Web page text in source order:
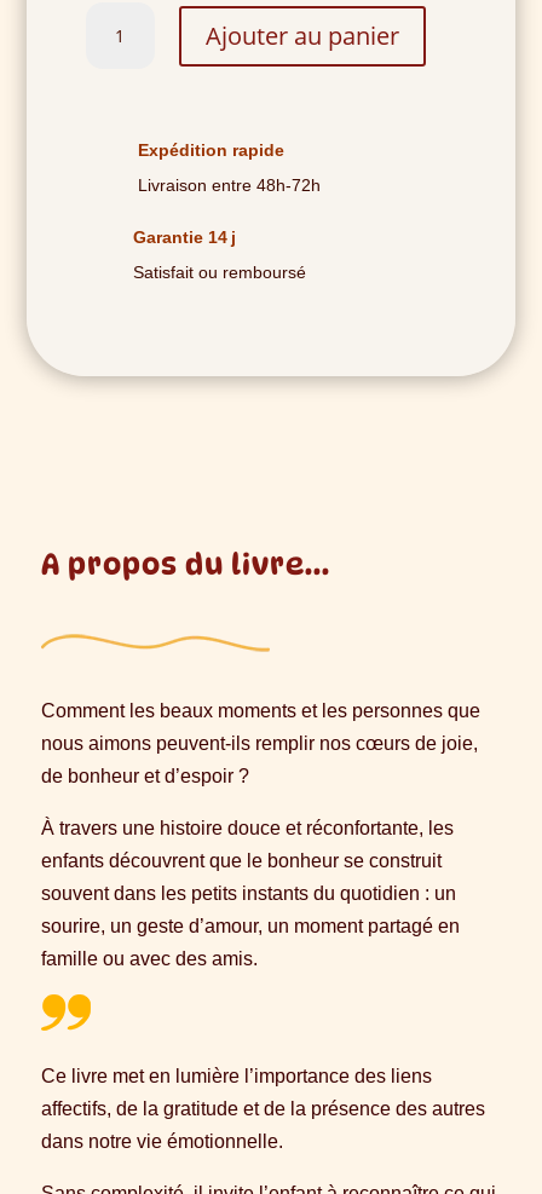
Ajouter au panier
Expédition rapide
Livraison entre 48h-72h
Garantie 14 j
Satisfait ou remboursé
A propos du livre...
Comment les beaux moments et les personnes que
nous aimons peuvent-ils remplir nos cœurs de joie,
de bonheur et d’espoir ?
À travers une histoire douce et réconfortante, les
enfants découvrent que le bonheur se construit
souvent dans les petits instants du quotidien : un
sourire, un geste d’amour, un moment partagé en
famille ou avec des amis.
Ce livre met en lumière l’importance des liens
affectifs, de la gratitude et de la présence des autres
dans notre vie émotionnelle.